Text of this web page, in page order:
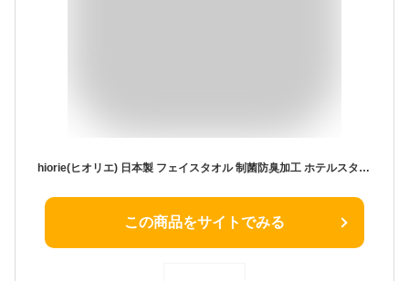
hiorie(ヒオリエ) 日本製 フェイスタオル 制菌防臭加工 ホテルスタイルタオル 4枚セット グレー 瞬間吸水 部屋干し
この商品をサイトでみる